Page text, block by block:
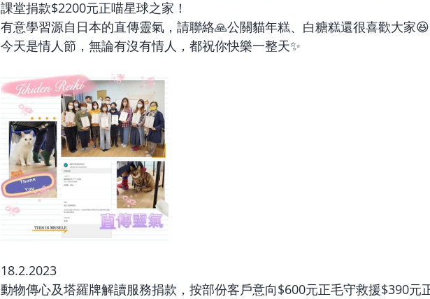
課堂捐款$2200元正喵星球之家！
有意學習源自日本的直傳靈氣，請聯絡🙏公關貓年糕、白糖糕還很喜歡大家😆
今天是情人節，無論有沒有情人，都祝你快樂一整天✨️
18.2.2023
動物傳心及塔羅牌解讀服務捐款，按部份客戶意向$600元正毛守救援$390元